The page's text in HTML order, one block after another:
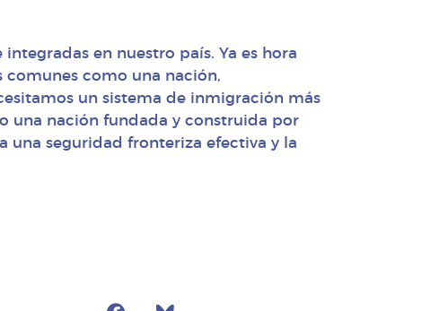
en nuestro país. Ya es hora
como una nación,
un sistema de inmigración más
una nación fundada y construida por
seguridad fronteriza efectiva y la